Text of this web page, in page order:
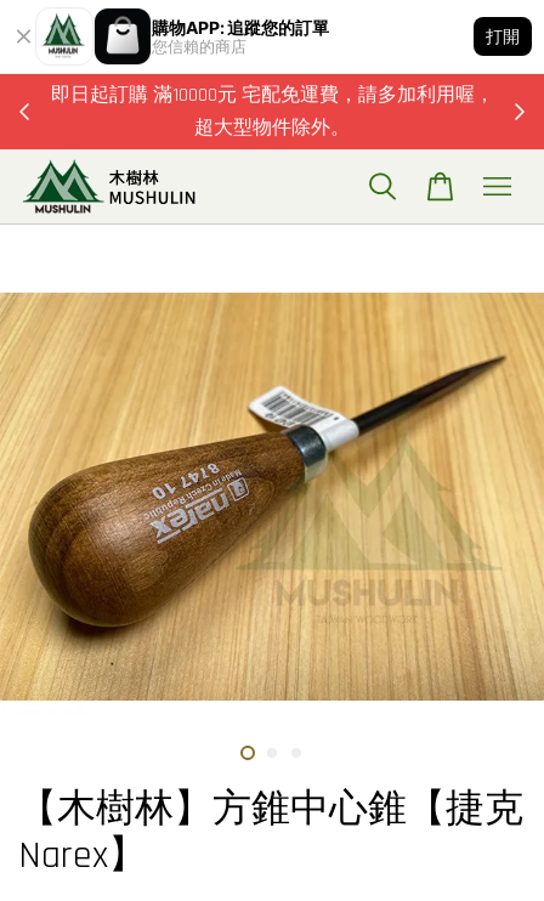
購物APP: 追蹤您的訂單
您信賴的商店
打開
即日起訂購 滿10000元 宅配免運費，請多加利用喔，
超大型物件除外。
【木樹林】方錐中心錐【捷克
Narex】